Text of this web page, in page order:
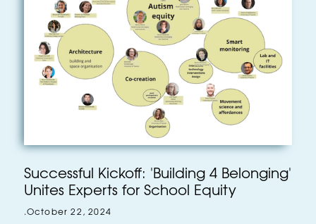
Successful Kickoff: 'Building 4 Belonging'
Unites Experts for School Equity
.October 22, 2024